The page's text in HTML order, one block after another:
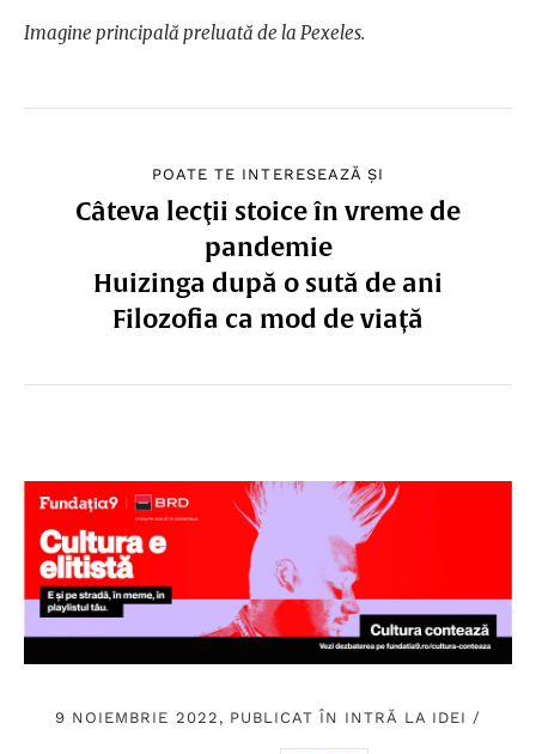
Imagine principală preluată de la Pexeles.
POATE TE INTERESEAZĂ ȘI
Câteva lecţii stoice în vreme de
pandemie
Huizinga după o sută de ani
Filozofia ca mod de viață
9 NOIEMBRIE 2022, PUBLICAT ÎN INTRĂ LA IDEI /